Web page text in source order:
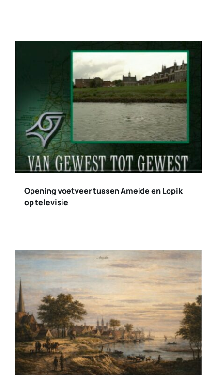
Opening voetveer tussen Ameide en Lopik
op televisie